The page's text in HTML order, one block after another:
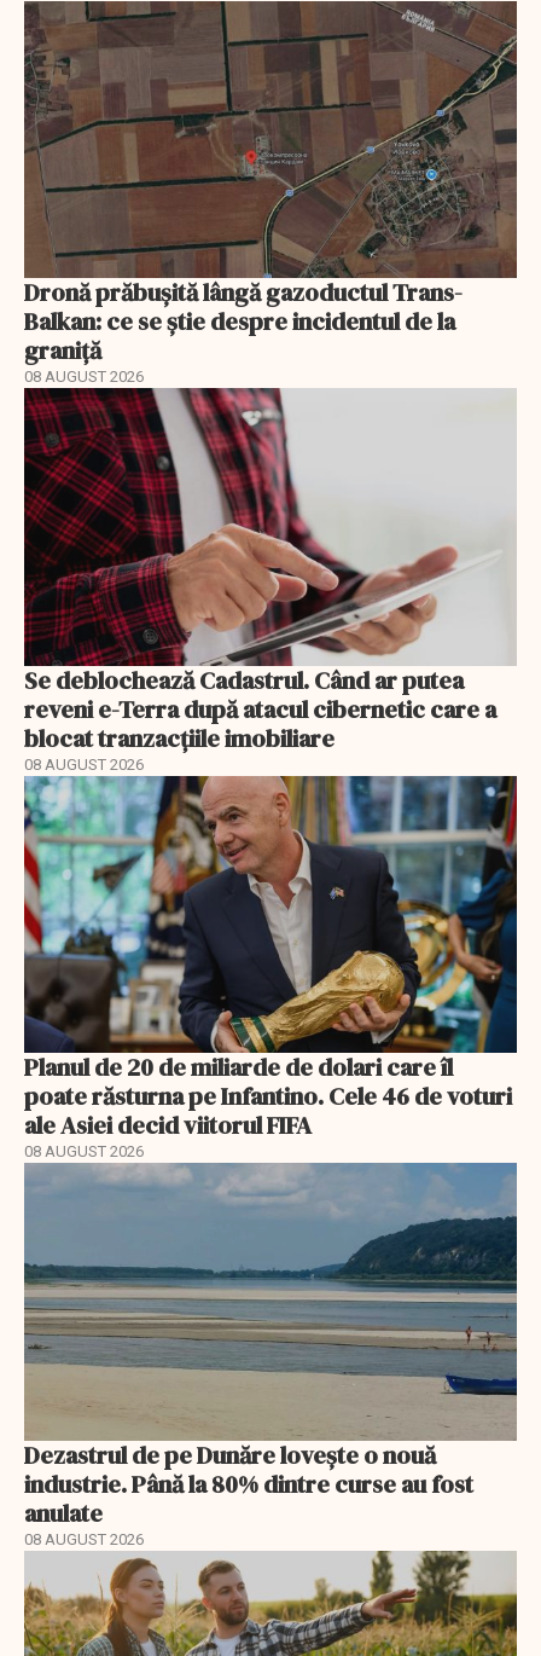
Dronă prăbușită lângă gazoductul Trans-
Balkan: ce se știe despre incidentul de la
graniță
08 AUGUST 2026
Se deblochează Cadastrul. Când ar putea
reveni e-Terra după atacul cibernetic care a
blocat tranzacțiile imobiliare
08 AUGUST 2026
Planul de 20 de miliarde de dolari care îl
poate răsturna pe Infantino. Cele 46 de voturi
ale Asiei decid viitorul FIFA
08 AUGUST 2026
Dezastrul de pe Dunăre lovește o nouă
industrie. Până la 80% dintre curse au fost
anulate
08 AUGUST 2026